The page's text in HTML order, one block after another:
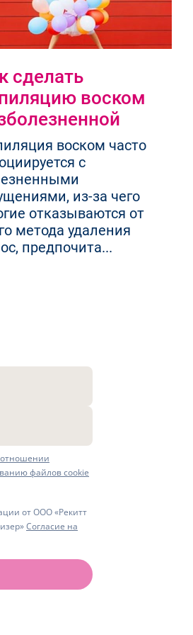
сделать
воском
воском часто
с
из-за чего
отказываются от
метода удаления
предпочита...
файлов cookie
от ООО «Рекитт
Согласие на